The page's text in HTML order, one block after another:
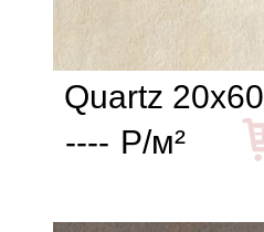
Quartz 20x60
---- Р/м²